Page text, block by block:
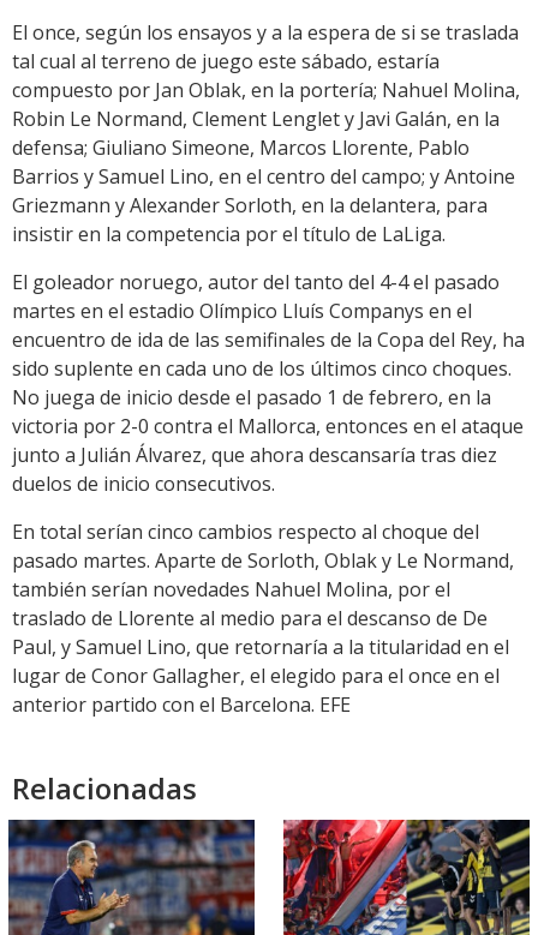
El once, según los ensayos y a la espera de si se traslada
tal cual al terreno de juego este sábado, estaría
compuesto por Jan Oblak, en la portería; Nahuel Molina,
Robin Le Normand, Clement Lenglet y Javi Galán, en la
defensa; Giuliano Simeone, Marcos Llorente, Pablo
Barrios y Samuel Lino, en el centro del campo; y Antoine
Griezmann y Alexander Sorloth, en la delantera, para
insistir en la competencia por el título de LaLiga.
El goleador noruego, autor del tanto del 4-4 el pasado
martes en el estadio Olímpico Lluís Companys en el
encuentro de ida de las semifinales de la Copa del Rey, ha
sido suplente en cada uno de los últimos cinco choques.
No juega de inicio desde el pasado 1 de febrero, en la
victoria por 2-0 contra el Mallorca, entonces en el ataque
junto a Julián Álvarez, que ahora descansaría tras diez
duelos de inicio consecutivos.
En total serían cinco cambios respecto al choque del
pasado martes. Aparte de Sorloth, Oblak y Le Normand,
también serían novedades Nahuel Molina, por el
traslado de Llorente al medio para el descanso de De
Paul, y Samuel Lino, que retornaría a la titularidad en el
lugar de Conor Gallagher, el elegido para el once en el
anterior partido con el Barcelona. EFE
Relacionadas